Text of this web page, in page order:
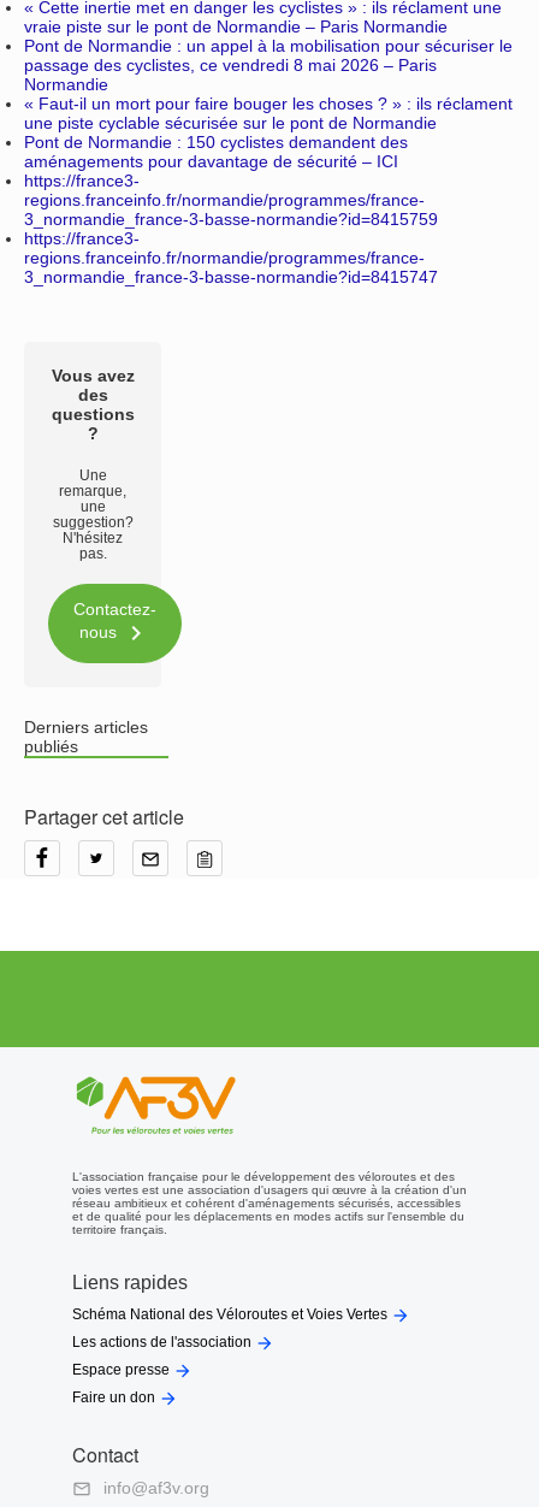
« Cette inertie met en danger les cyclistes » : ils réclament une
vraie piste sur le pont de Normandie – Paris Normandie
Pont de Normandie : un appel à la mobilisation pour sécuriser le
passage des cyclistes, ce vendredi 8 mai 2026 – Paris
Normandie
« Faut-il un mort pour faire bouger les choses ? » : ils réclament
une piste cyclable sécurisée sur le pont de Normandie
Pont de Normandie : 150 cyclistes demandent des
aménagements pour davantage de sécurité – ICI
https://france3-
regions.franceinfo.fr/normandie/programmes/france-
3_normandie_france-3-basse-normandie?id=8415759
https://france3-
regions.franceinfo.fr/normandie/programmes/france-
3_normandie_france-3-basse-normandie?id=8415747
Vous avez
des
questions
?
Une
remarque,
une
suggestion?
N'hésitez
pas.
Contactez-
nous

Derniers articles
publiés
Partager cet article
L'association française pour le développement des véloroutes et des
voies vertes est une association d'usagers qui œuvre à la création d'un
réseau ambitieux et cohérent d'aménagements sécurisés, accessibles
et de qualité pour les déplacements en modes actifs sur l'ensemble du
territoire français.
Liens rapides
Schéma National des Véloroutes et Voies Vertes 
Les actions de l'association 
Espace presse 
Faire un don 
Contact
 info@af3v.org